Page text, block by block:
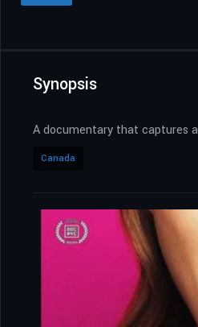
Synopsis
A documentary that captures
Canada